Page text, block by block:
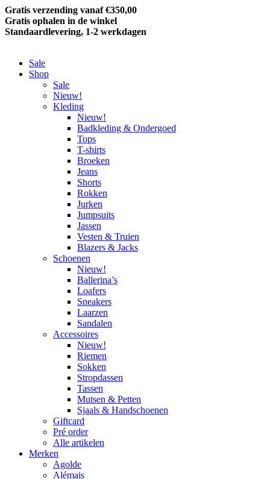
Gratis verzending vanaf €350,00
Gratis ophalen in de winkel
Standaardlevering, 1-2 werkdagen
Sale
Shop
Sale
Nieuw!
Kleding
Nieuw!
Badkleding & Ondergoed
Tops
T-shirts
Broeken
Jeans
Shorts
Rokken
Jurken
Jumpsuits
Jassen
Vesten & Truien
Blazers & Jacks
Schoenen
Nieuw!
Ballerina’s
Loafers
Sneakers
Laarzen
Sandalen
Accessoires
Nieuw!
Riemen
Sokken
Stropdassen
Tassen
Mutsen & Petten
Sjaals & Handschoenen
Giftcard
Pré order
Alle artikelen
Merken
Agolde
Alémais